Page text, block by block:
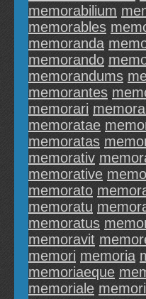
memorabilium
memorables
memoranda
memorando
memorandums
memorantes
memorari
memoratae
memoratas
memorativ
memorative
memorato
memoratu
memoratus
memoravit
memori memoria
memoriaeque
memoriale